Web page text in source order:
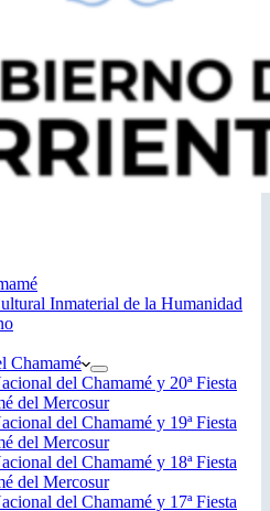
Inmaterial de la Humanidad
Chamamé
del Chamamé y 20ª Fiesta
del Mercosur
del Chamamé y 19ª Fiesta
del Mercosur
del Chamamé y 18ª Fiesta
del Mercosur
del Chamamé y 17ª Fiesta